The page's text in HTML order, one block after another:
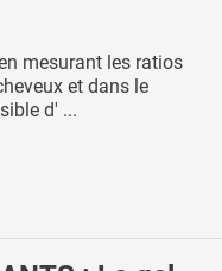
mesurant les ratios
et dans le
d' ...